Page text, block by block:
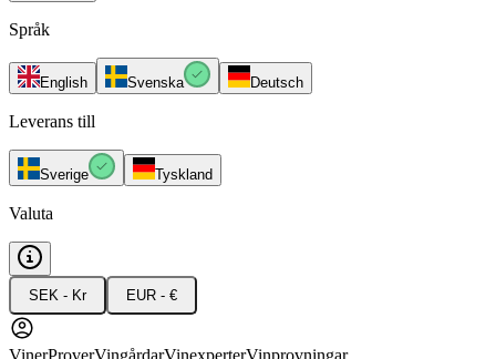
Språk
English Svenska Deutsch
Leverans till
Sverige Tyskland
Valuta
SEK - Kr EUR - €
VinerProverVingårdarVinexperterVinprovningar